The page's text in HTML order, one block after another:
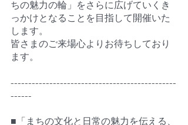
ちの魅力の輪」をさらに広げていくき
っかけとなることを目指して開催いた
します。
皆さまのご来場心よりお待ちしており
ます。
-----------------------------------------------
------